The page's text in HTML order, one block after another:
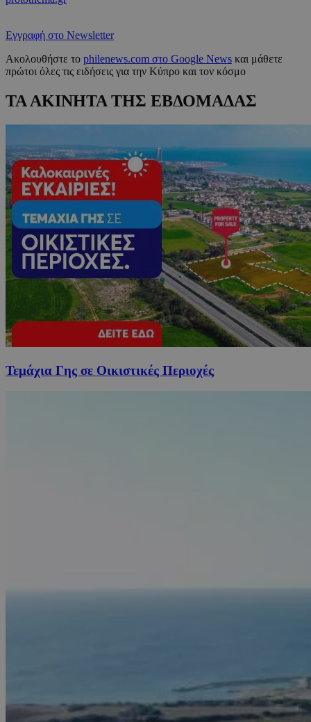
Εγγραφή στο Newsletter
Ακολουθήστε το philenews.com στο Google News και μάθετε
πρώτοι όλες τις ειδήσεις για την Κύπρο και τον κόσμο
ΤΑ ΑΚΙΝΗΤΑ ΤΗΣ ΕΒΔΟΜΑΔΑΣ
Τεμάχια Γης σε Οικιστικές Περιοχές